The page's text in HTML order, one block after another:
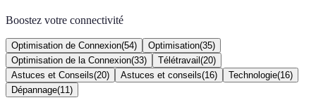
Boostez votre connectivité
Optimisation de Connexion(54) Optimisation(35)
Optimisation de la Connexion(33) Télétravail (20)
Astuces et Conseils(20) Astuces et conseils(16) Technologie(16)
Dépannage(11 )